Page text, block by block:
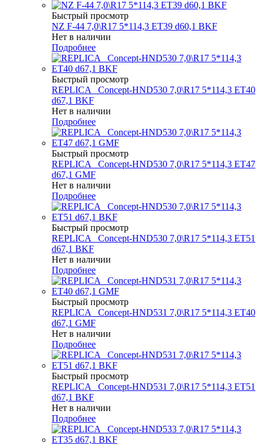
Быстрый просмотр
NZ F-44 7,0\R17 5*114,3 ET39 d60,1 BKF
Нет в наличии
Подробнее
Быстрый просмотр
REPLICA _Concept-HND530 7,0\R17 5*114,3 ET40
d67,1 BKF
Нет в наличии
Подробнее
Быстрый просмотр
REPLICA _Concept-HND530 7,0\R17 5*114,3 ET47
d67,1 GMF
Нет в наличии
Подробнее
Быстрый просмотр
REPLICA _Concept-HND530 7,0\R17 5*114,3 ET51
d67,1 BKF
Нет в наличии
Подробнее
Быстрый просмотр
REPLICA _Concept-HND531 7,0\R17 5*114,3 ET40
d67,1 GMF
Нет в наличии
Подробнее
Быстрый просмотр
REPLICA _Concept-HND531 7,0\R17 5*114,3 ET51
d67,1 BKF
Нет в наличии
Подробнее